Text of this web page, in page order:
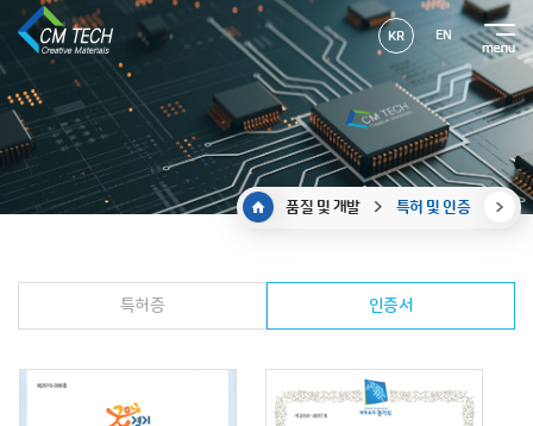
KR EN
품질 및 개발 특허 및 인증
특허증 인증서